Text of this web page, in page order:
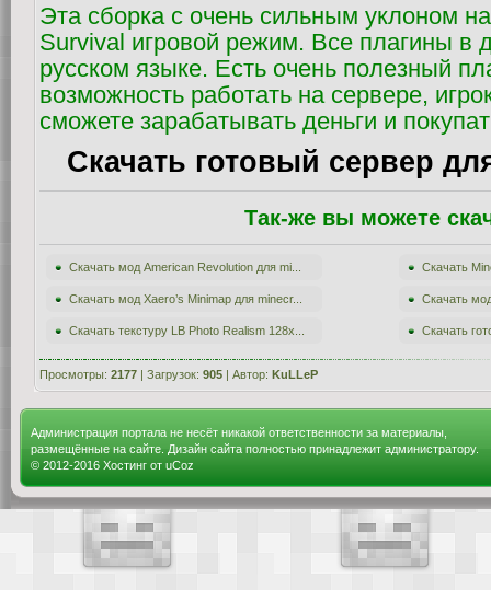
Эта сборка с очень сильным уклоном
Survival игровой режим. Все плагины в
русском языке. Есть очень полезный
возможность работать на сервере,
сможете зарабатывать деньги и
Скачать готовый сервер
Так-же вы можете
Скачать мод American Revolution для mi... Скачать
Скачать мод Xaero’s Minimap для minecr... Скачать
Скачать текстуру LB Photo Realism 128x... Скачать
Просмотры: 2177 | Загрузок: 905 | Автор: KuLLeP
Администрация портала не несёт никакой ответственности за материалы,
размещённые на сайте. Дизайн сайта полностью принадлежит администратору.
© 2012-2016 Хостинг от uCoz